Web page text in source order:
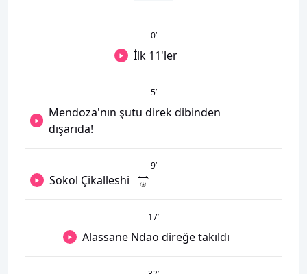
0’
İlk 11'ler
5’
Mendoza'nın şutu direk dibinden
dışarıda!
9’
Sokol Çikalleshi
17’
Alassane Ndao direğe takıldı